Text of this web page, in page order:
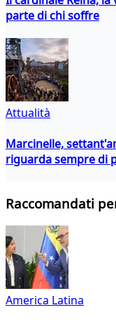
parte di chi soffre
Attualità
Marcinelle,
riguarda sempre di
Raccomandati
America Latina